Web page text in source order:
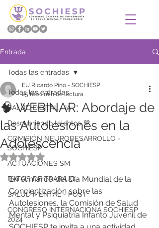
Entrada
Todas las entradas
SALUD DIGITAL - IA
Descubriendo talentos 💜
COMISIÓN NEURODESARROLLO -
SOCHIESP
ACTUACIONES SM
DATOS DE TRABAJO
SALUD MENTAL - POST
CONGRESO INTERNACIONA SOCHIESP
2024
Todas las entradas
​🧠 WEBINAR: Abordaje de
las Autolesiones en la
Adolescencia
EU Ricardo Pino - SOCHIESP
25 feb1 min de lectura
Obtuvo NaN de 5 estrellas.
​En el marco del Día Mundial de la
Concientización sobre las
Autolesiones, la Comisión de Salud
Mental y Psiquiatría Infanto Juvenil de